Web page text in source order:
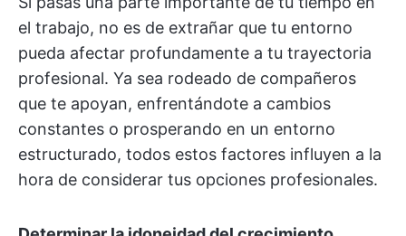
el trabajo, no es de extrañar que tu entorno
pueda afectar profundamente a tu trayectoria
profesional. Ya sea rodeado de compañeros
que te apoyan, enfrentándote a cambios
constantes o prosperando en un entorno
estructurado, todos estos factores influyen a la
hora de considerar tus opciones profesionales.